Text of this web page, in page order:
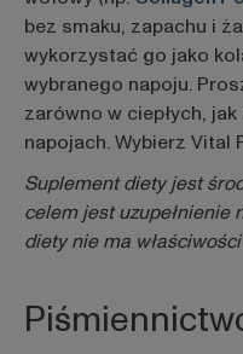
bez smaku, zapachu i
wykorzystać go jako
wybranego napoju.
zarówno w ciepłych,
napojach. Wybierz
Suplement diety jest
celem jest uzupełnienie
diety nie ma